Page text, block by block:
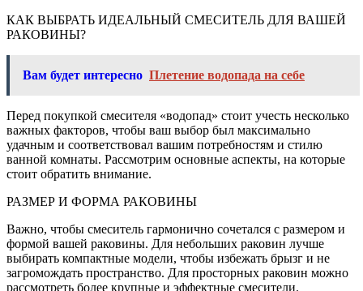
КАК ВЫБРАТЬ ИДЕАЛЬНЫЙ СМЕСИТЕЛЬ ДЛЯ ВАШЕЙ
РАКОВИНЫ?
Вам будет интересно Плетение водопада на себе
Перед покупкой смесителя «водопад» стоит учесть несколько
важных факторов, чтобы ваш выбор был максимально
удачным и соответствовал вашим потребностям и стилю
ванной комнаты. Рассмотрим основные аспекты, на которые
стоит обратить внимание.
РАЗМЕР И ФОРМА РАКОВИНЫ
Важно, чтобы смеситель гармонично сочетался с размером и
формой вашей раковины. Для небольших раковин лучше
выбирать компактные модели, чтобы избежать брызг и не
загромождать пространство. Для просторных раковин можно
рассмотреть более крупные и эффектные смесители.